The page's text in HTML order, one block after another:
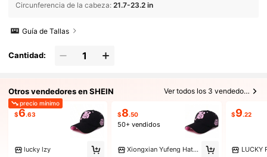
Circunferencia de la cabeza: 21.7-23.2 in
Guía de Tallas
Cantidad:
Otros vendedores en SHEIN Ver todos los 3 vendedores
precio mínimo
$6.63
lucky lzy
$8.50
50+ vendidos
Xiongxian Yufeng Hat Factory
$9.22
LUCKY